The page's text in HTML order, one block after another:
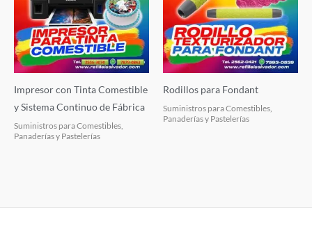
Impresor con Tinta Comestible
y Sistema Continuo de Fábrica
Suministros para Comestibles,
Panaderías y Pastelerías
Rodillos para Fondant
Suministros para Comestibles,
Panaderías y Pastelerías